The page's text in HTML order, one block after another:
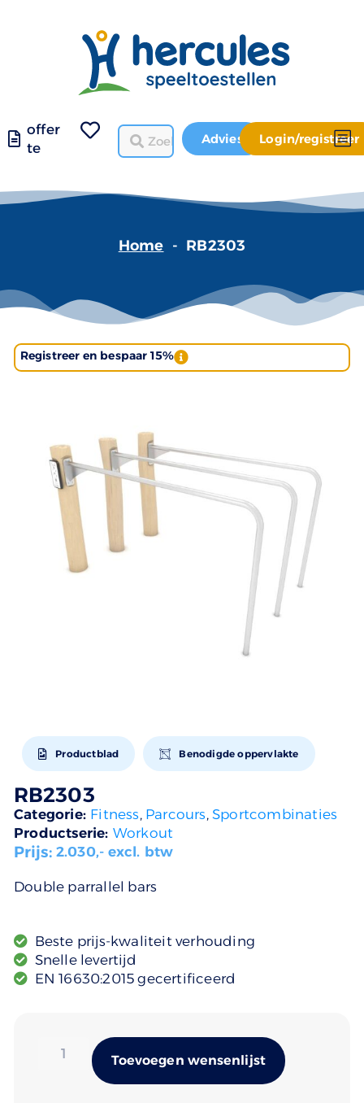
offer
te
Advies Login/registreer
Home - RB2303
Registreer en bespaar 15%
Productblad Benodigde oppervlakte
RB2303
Categorie: Fitness, Parcours, Sportcombinaties
Productserie: Workout
Prijs:2.030,- excl. btw
Double parrallel bars
Beste prijs-kwaliteit verhouding
Snelle levertijd
EN 16630:2015 gecertificeerd
Toevoegen wensenlijst